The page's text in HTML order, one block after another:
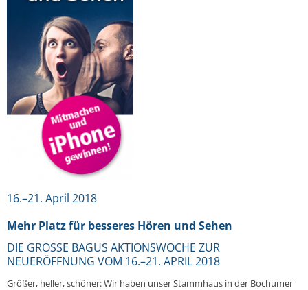
16.–21. April 2018
Mehr Platz für besseres Hören und Sehen
DIE GROSSE BAGUS AKTIONSWOCHE ZUR
NEUERÖFFNUNG VOM 16.–21. APRIL 2018
Größer, heller, schöner: Wir haben unser Stammhaus in der Bochumer